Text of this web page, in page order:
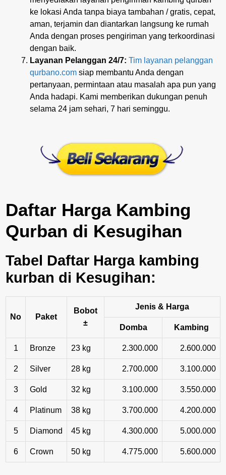
ke lokasi Anda tanpa biaya tambahan / gratis, cepat,
aman, terjamin dan diantarkan langsung ke rumah
Anda dengan proses pengiriman yang terkoordinasi
dengan baik.
Layanan Pelanggan 24/7: Tim layanan pelanggan
qurbano.com siap membantu Anda dengan
pertanyaan, permintaan atau masalah apa pun yang
Anda hadapi. Kami memberikan dukungan penuh
selama 24 jam sehari, 7 hari seminggu.
Daftar Harga Kambing
Qurban di Kesugihan
Tabel Daftar Harga kambing
kurban di Kesugihan:
No Paket
Bobot
±
Jenis & Harga
Domba Kambing
1 Bronze 23 kg 2.300.000 2.600.000
2 Silver 28 kg 2.700.000 3.100.000
3 Gold 32 kg 3.100.000 3.550.000
4 Platinum 38 kg 3.700.000 4.200.000
5 Diamond 45 kg 4.300.000 5.000.000
6 Crown 50 kg 4.775.000 5.600.000